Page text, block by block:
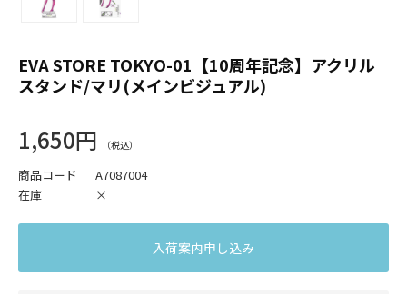
EVA STORE TOKYO-01【10周年記念】アクリル
スタンド/マリ(メインビジュアル)
1,650円
商品コード
A7087004
在庫
×
入荷案内申し込み